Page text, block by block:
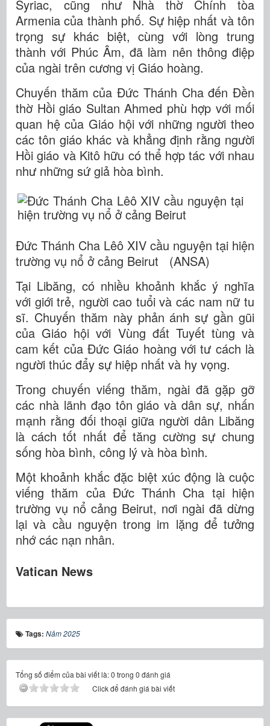
Syriac, cũng như Nhà thờ Chính tòa
Armenia của thành phố. Sự hiệp nhất và tôn
trọng sự khác biệt, cùng với lòng trung
thành với Phúc Âm, đã làm nên thông điệp
của ngài trên cương vị Giáo hoàng.
Chuyến thăm của Đức Thánh Cha đến Đền
thờ Hồi giáo Sultan Ahmed phù hợp với mối
quan hệ của Giáo hội với những người theo
các tôn giáo khác và khẳng định rằng người
Hồi giáo và Kitô hữu có thể hợp tác với nhau
như những sứ giả hòa bình.
Đức Thánh Cha Lêô XIV cầu nguyện tại hiện
trường vụ nổ ở cảng Beirut (ANSA)
Tại Libăng, có nhiều khoảnh khắc ý nghĩa
với giới trẻ, người cao tuổi và các nam nữ tu
sĩ. Chuyến thăm này phản ánh sự gần gũi
của Giáo hội với Vùng đất Tuyết tùng và
cam kết của Đức Giáo hoàng với tư cách là
người thúc đẩy sự hiệp nhất và hy vọng.
Trong chuyến viếng thăm, ngài đã gặp gỡ
các nhà lãnh đạo tôn giáo và dân sự, nhấn
mạnh rằng đối thoại giữa người dân Libăng
là cách tốt nhất để tăng cường sự chung
sống hòa bình, công lý và hòa bình.
Một khoảnh khắc đặc biệt xúc động là cuộc
viếng thăm của Đức Thánh Cha tại hiện
trường vụ nổ cảng Beirut, nơi ngài đã dừng
lại và cầu nguyện trong im lặng để tưởng
nhớ các nạn nhân.
Vatican News
Tags: Năm 2025
Tổng số điểm của bài viết là: 0 trong 0 đánh giá
Click để đánh giá bài viết